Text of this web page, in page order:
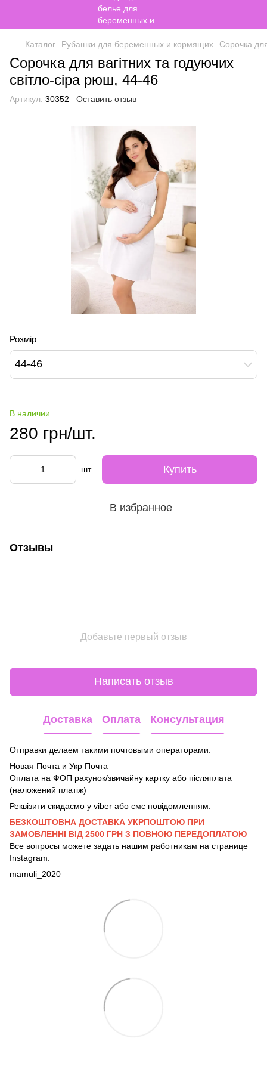
Каталог Рубашки для беременных и кормящих Сорочка
Сорочка для вагітних та годуючих
світло-сіра рюш, 44-46
Артикул: 30352 Оставить отзыв
Розмір
44-46
В наличии
280 грн/шт.
шт. Купить
В избранное
Отзывы
Добавьте первый отзыв
Написать отзыв
Доставка Оплата Консультация
Отправки делаем такими почтовыми операторами:
Новая Почта и Укр Почта
Оплата на ФОП рахунок/звичайну картку або післяплата
(наложений платіж)
Реквізити скидаємо у viber або смс повідомленням.
БЕЗКОШТОВНА ДОСТАВКА УКРПОШТОЮ ПРИ
ЗАМОВЛЕННІ ВІД 2500 ГРН З ПОВНОЮ ПЕРЕДОПЛАТОЮ
Все вопросы можете задать нашим работникам на странице
Instagram:
mamuli_2020